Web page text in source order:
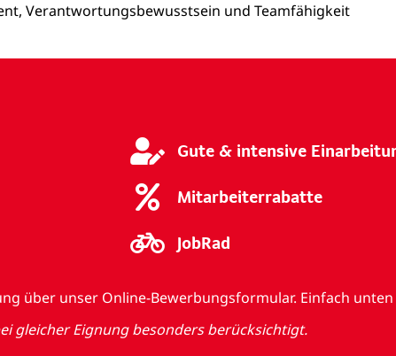
Verantwortungsbewusstsein und Teamfähigkeit
Gute & intensive
Mitarbeiterrabatte
JobRad
über unser Online-Bewerbungsformular. Einfach unten
gleicher Eignung besonders berücksichtigt.